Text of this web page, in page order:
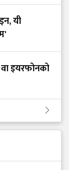
यी
इयरफोनको